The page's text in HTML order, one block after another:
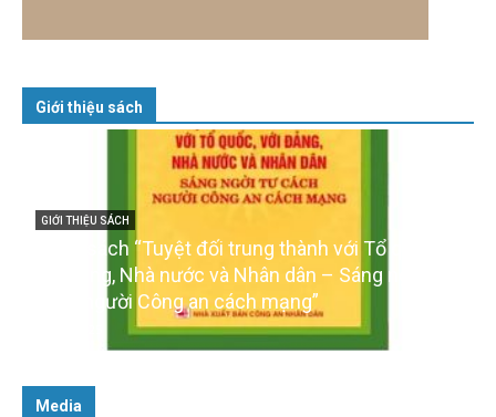
Giới thiệu sách
GIỚI THIỆU SÁCH
Cuốn sách “Tuyệt đối trung thành với Tổ quốc,
với Đảng, Nhà nước và Nhân dân – Sáng ngời tư
cách người Công an cách mạng”
Media